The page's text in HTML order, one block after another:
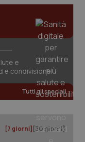
e
e condivisione
Tutti gli speciali
[7 giorni] [30 giorni]
aree
grado di
/Dominio